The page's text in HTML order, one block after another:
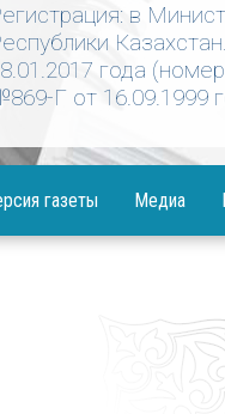
в
года
Г от 16.09.1999
газеты
Медиа
Фотогалерея